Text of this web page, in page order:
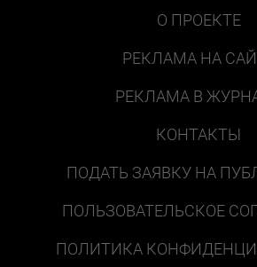
О ПРОЕКТЕ
РЕКЛАМА НА
РЕКЛАМА В
КОНТАКТЫ
ПОДАТЬ ЗАЯВКУ НА
ПОЛЬЗОВАТЕЛЬСКОЕ
ПОЛИТИКА